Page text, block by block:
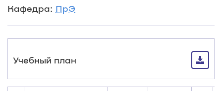
Кафедра: ПрЭ
Учебный план